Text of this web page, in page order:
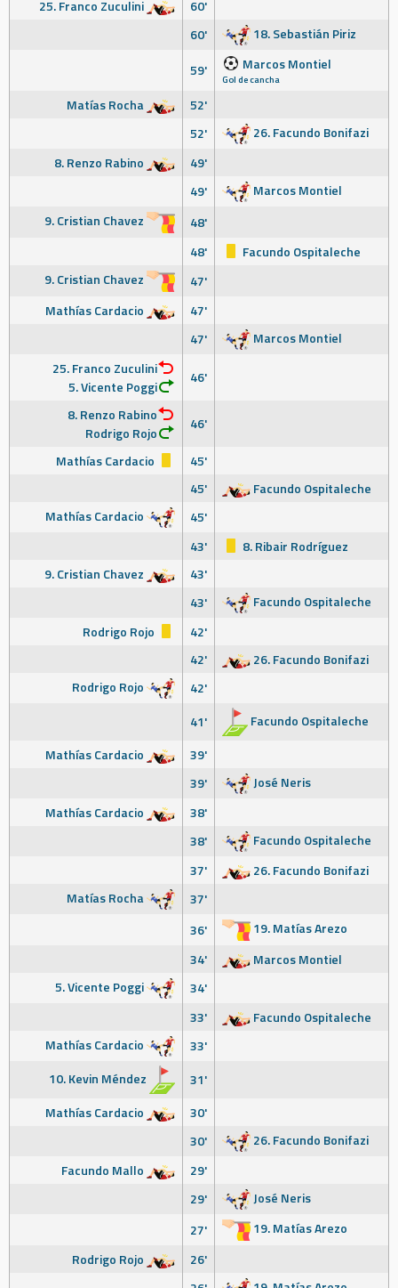
25. Franco Zuculini
60'
60'
18. Sebastián Piriz
59'
Marcos Montiel
Gol de cancha
Matías Rocha
52'
52'
26. Facundo Bonifazi
8. Renzo Rabino
49'
49'
Marcos Montiel
9. Cristian Chavez
48'
48'
Facundo Ospitaleche
9. Cristian Chavez
47'
Mathías Cardacio
47'
47'
Marcos Montiel
25. Franco Zuculini
5. Vicente Poggi
46'
8. Renzo Rabino
Rodrigo Rojo
46'
Mathías Cardacio
45'
45'
Facundo Ospitaleche
Mathías Cardacio
45'
43'
8. Ribair Rodríguez
9. Cristian Chavez
43'
43'
Facundo Ospitaleche
Rodrigo Rojo
42'
42'
26. Facundo Bonifazi
Rodrigo Rojo
42'
41'
Facundo Ospitaleche
Mathías Cardacio
39'
39'
José Neris
Mathías Cardacio
38'
38'
Facundo Ospitaleche
37'
26. Facundo Bonifazi
Matías Rocha
37'
36'
19. Matías Arezo
34'
Marcos Montiel
5. Vicente Poggi
34'
33'
Facundo Ospitaleche
Mathías Cardacio
33'
10. Kevin Méndez
31'
Mathías Cardacio
30'
30'
26. Facundo Bonifazi
Facundo Mallo
29'
29'
José Neris
27'
19. Matías Arezo
Rodrigo Rojo
26'